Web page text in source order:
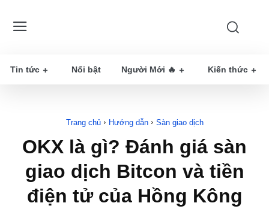
Tin tức Nổi bật Người Mới 🔥 Kiến thức
Trang chủ Hướng dẫn Sàn giao dịch
OKX là gì? Đánh giá sàn
giao dịch Bitcon và tiền
điện tử của Hồng Kông